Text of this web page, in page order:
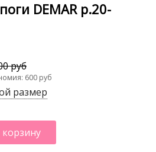
DEMAR р.20-
руб
600 руб
размер